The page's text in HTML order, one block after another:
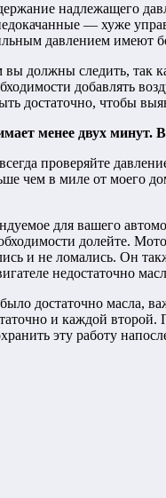
надлежащего
— хуже
давлением имеют
должны следить, так
добавлять
достаточно, чтобы
менее двух минут.
проверяйте
чем в миле от моего
для вашего
долейте.
и не ломались. Он
недостаточно
достаточно масла,
и каждой
эту работу